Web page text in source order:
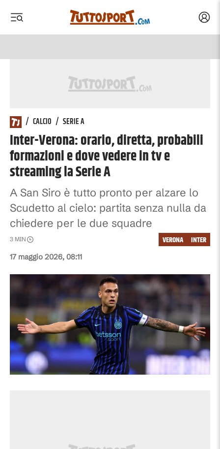
/ CALCIO / SERIE A
Inter-Verona: orario, diretta, probabili
formazioni e dove vedere in tv e
streaming la Serie A
A San Siro è tutto pronto per alzare lo
Scudetto al cielo: partita senza nulla da
chiedere per le due squadre
17 maggio 2026, 08:11
3 MIN INTER
VERONA